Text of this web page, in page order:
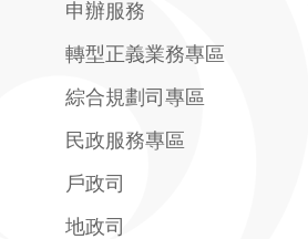
申辦服務
轉型正義業務專區
綜合規劃司專區
民政服務專區
戶政司
地政司